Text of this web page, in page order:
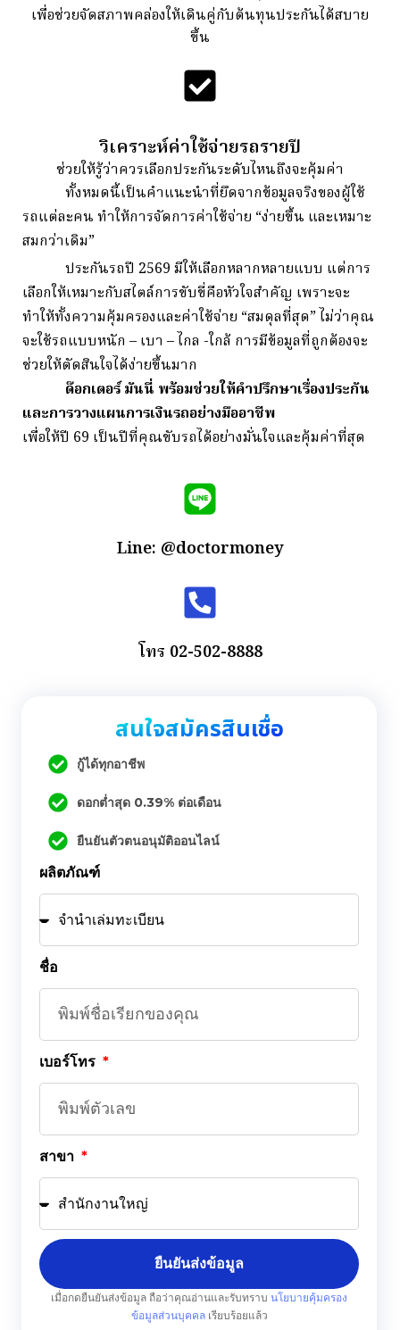
เพื่อช่วยจัดสภาพคล่องให้เดินคู่กับต้นทุนประกันได้สบาย
ขึ้น
วิเคราะห์ค่าใช้จ่ายรถรายปี
ช่วยให้รู้ว่าควรเลือกประกันระดับไหนถึงจะคุ้มค่า
ทั้งหมดนี้เป็นคำแนะนำที่ยึดจากข้อมูลจริงของผู้ใช้
รถแต่ละคนทำให้การจัดการค่าใช้จ่าย “ง่ายขึ้น และเหมาะ
สมกว่าเดิม”
ประกันรถปี 2569 มีให้เลือกหลากหลายแบบ แต่การ
เลือกให้เหมาะกับสไตล์การขับขี่คือหัวใจสำคัญ เพราะจะ
ทำให้ทั้งความคุ้มครองและค่าใช้จ่าย “สมดุลที่สุด”ไม่ว่าคุณ
จะใช้รถแบบหนัก – เบา – ไกล -ใกล้ การมีข้อมูลที่ถูกต้องจะ
ช่วยให้ตัดสินใจได้ง่ายขึ้นมาก
ด๊อกเตอร์ มันนี่ พร้อมช่วยให้คำปรึกษาเรื่องประกัน
และการวางแผนการเงินรถอย่างมืออาชีพ
เพื่อให้ปี 69 เป็นปีที่คุณขับรถได้อย่างมั่นใจและคุ้มค่าที่สุด
Line: @doctormoney
โทร 02-502-8888
สนใจสมัครสินเชื่อ
กู้ได้ทุกอาชีพ
ดอกต่ำสุด 0.39% ต่อเดือน
ยืนยันตัวตนอนุมัติออนไลน์
ผลิตภัณฑ์
ชื่อ
เบอร์โทร
สาขา
ยืนยันส่งข้อมูล
เมื่อกดยืนยันส่งข้อมูล ถือว่าคุณอ่านและรับทราบ นโยบายคุ้มครอง
ข้อมูลส่วนบุคคล เรียบร้อยแล้ว